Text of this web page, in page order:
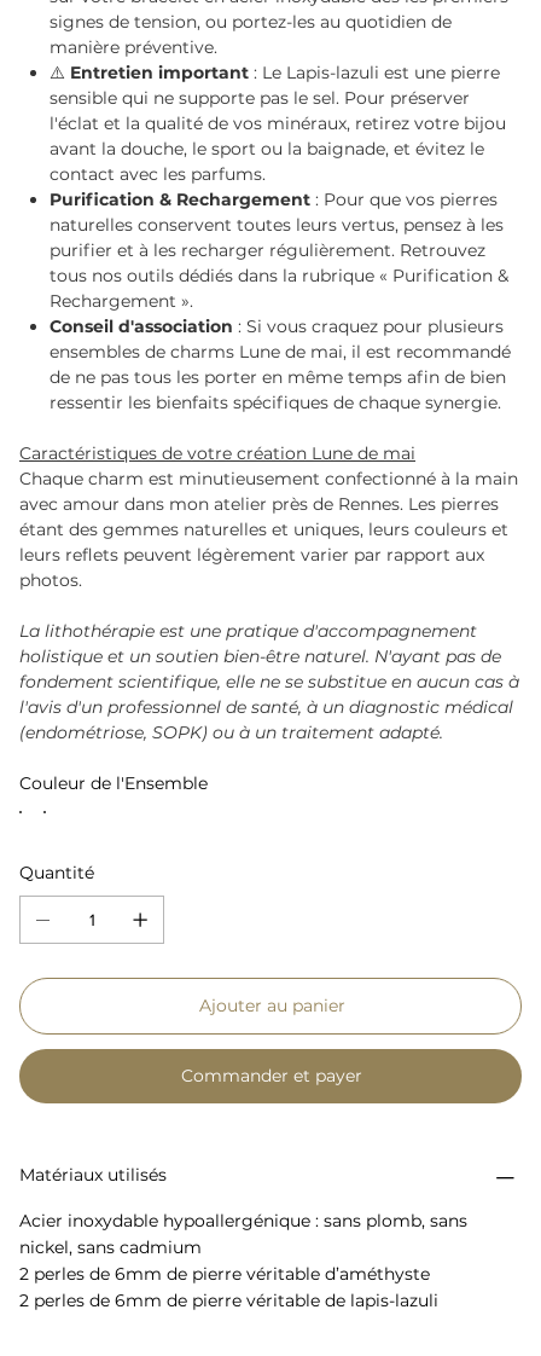
signes de tension, ou portez-les au quotidien de
manière préventive.
⚠️ Entretien important : Le Lapis-lazuli est une pierre
sensible qui ne supporte pas le sel. Pour préserver
l'éclat et la qualité de vos minéraux, retirez votre bijou
avant la douche, le sport ou la baignade, et évitez le
contact avec les parfums.
Purification & Rechargement: Pour que vos pierres
naturelles conservent toutes leurs vertus, pensez à les
purifier et à les recharger régulièrement. Retrouvez
tous nos outils dédiés dans la rubrique « Purification &
Rechargement ».
Conseil d'association : Si vous craquez pour plusieurs
ensembles de charms Lune de mai, il est recommandé
de ne pas tous les porter en même temps afin de bien
ressentir les bienfaits spécifiques de chaque synergie.
Caractéristiques de votre création Lune de mai
Chaque charm est minutieusement confectionné à la main
avec amour dans mon atelier près de Rennes. Les pierres
étant des gemmes naturelles et uniques, leurs couleurs et
leurs reflets peuvent légèrement varier par rapport aux
photos.
La lithothérapie est une pratique d'accompagnement
holistique et un soutien bien-être naturel. N'ayant pas de
fondement scientifique, elle ne se substitue en aucun cas à
l'avis d'un professionnel de santé, à un diagnostic médical
(endométriose, SOPK) ou à un traitement adapté.
Couleur de l'Ensemble
Quantité
Ajouter au panier
Commander et payer
Matériaux utilisés
Acier inoxydable hypoallergénique : sans plomb, sans
nickel, sans cadmium
2 perles de 6mm de pierre véritable d’améthyste
2 perles de 6mm de pierre véritable de lapis-lazuli